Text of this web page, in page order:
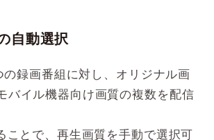
自動選択
の録画番組に対し、オリジナル画
バイル機器向け画質の複数を配信
ことで、再生画質を手動で選択可